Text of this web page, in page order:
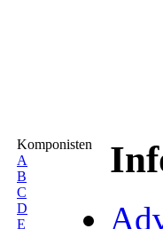
Komponisten
A
B
C
D
E